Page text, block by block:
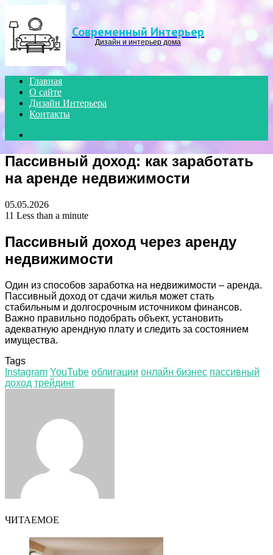
Современный Интерьер
Дизайн и интерьер дома
Главная
О сайте
Дизайн Интерьера
Контакты
Пассивный доход: как заработать
на аренде недвижимости
05.05.2026
11 Less than a minute
Пассивный доход через аренду
недвижимости
Один из способов заработка на недвижимости – аренда.
Пассивный доход от сдачи жилья может стать
стабильным и долгосрочным источником финансов.
Важно правильно подобрать объект, установить
адекватную арендную плату и следить за состоянием
имущества.
Tags
Instagram YouTube облигации онлайн бизнес пассивный
доход трейдинг
ЧИТАЕМОЕ